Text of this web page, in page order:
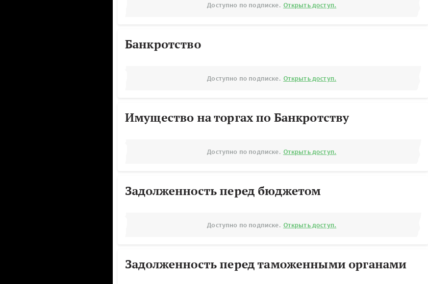
Доступно по подписке. Открыть доступ.
Банкротство
Доступно по подписке. Открыть доступ.
Имущество на торгах по Банкротству
Доступно по подписке. Открыть доступ.
Задолженность перед бюджетом
Доступно по подписке. Открыть доступ.
Задолженность перед таможенными органами